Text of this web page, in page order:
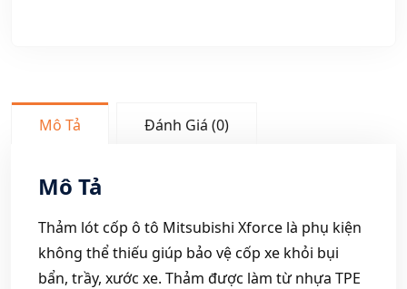
Mô Tả Đánh Giá (0)
Mô Tả
Thảm lót cốp ô tô Mitsubishi Xforce là phụ kiện
không thể thiếu giúp bảo vệ cốp xe khỏi bụi
bẩn, trầy, xước xe. Thảm được làm từ nhựa TPE